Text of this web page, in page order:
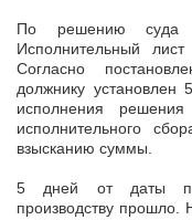
По решению суда
Исполнительный
Согласно
должнику установлен
исполнения
исполнительного
взысканию суммы.
5 дней от даты
производству прошло.